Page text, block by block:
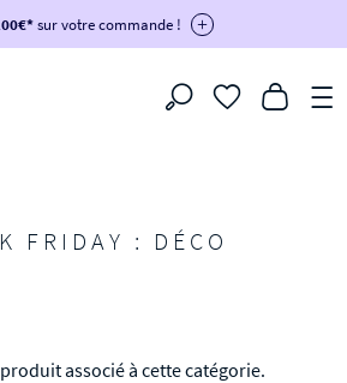
de remises allant jusqu'à -50%*
sur votre commande !
500€ avec le code :
1200€ avec le code : BIKINI100
conditions en bas de page- Filtrer
FRIDAY : DÉCO
associé à cette catégorie.